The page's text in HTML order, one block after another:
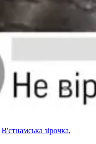
В'єтнамська зірочка,